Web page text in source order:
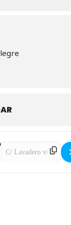
Destination Address